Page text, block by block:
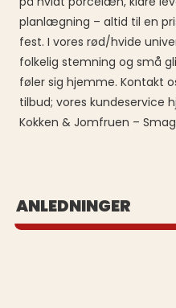
planlægning – altid til en
fest. I vores rød/hvide
folkelig stemning og små
føler sig hjemme. Kontakt
tilbud; vores kundeservice
Kokken & Jomfruen –
ANLEDNINGER
Se vores populære buffeter